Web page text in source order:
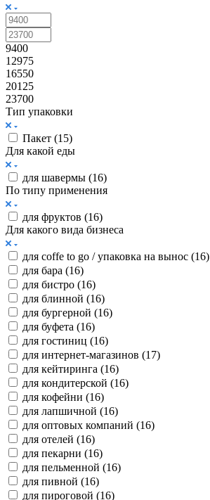
9400
12975
16550
20125
23700
Тип упаковки
Пакет (15)
Для какой еды
для шавермы (16)
По типу применения
для фруктов (16)
Для какого вида бизнеса
для coffe to go / упаковка на вынос (16)
для бара (16)
для бистро (16)
для блинной (16)
для бургерной (16)
для буфета (16)
для гостиниц (16)
для интернет-магазинов (17)
для кейтиринга (16)
для кондитерской (16)
для кофейни (16)
для лапшичной (16)
для оптовых компаний (16)
для отелей (16)
для пекарни (16)
для пельменной (16)
для пивной (16)
для пироговой (16)